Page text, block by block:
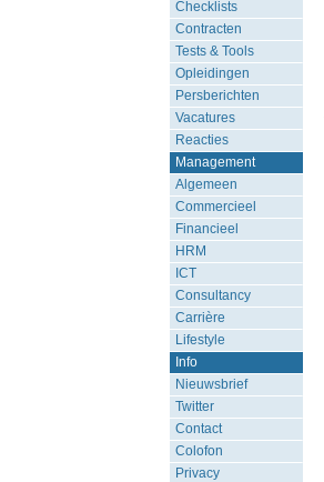
Checklists
Contracten
Tests & Tools
Opleidingen
Persberichten
Vacatures
Reacties
Management
Algemeen
Commercieel
Financieel
HRM
ICT
Consultancy
Carrière
Lifestyle
Info
Nieuwsbrief
Twitter
Contact
Colofon
Privacy